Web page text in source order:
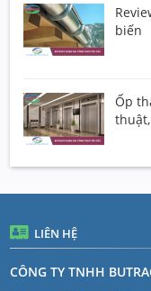
biến
Ốp
LIÊN HỆ
CÔNG TY TNHH